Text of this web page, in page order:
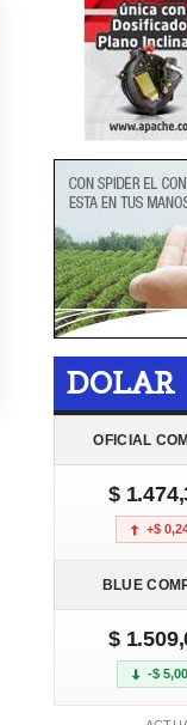
DOLAR
OFICIAL
$
+$
BLUE
$
-$ 5,00